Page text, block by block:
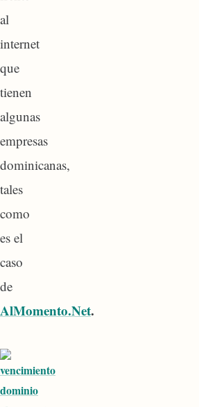
al
internet
que
tienen
algunas
empresas
dominicanas,
tales
como
es el
caso
de
AlMomento.Net.